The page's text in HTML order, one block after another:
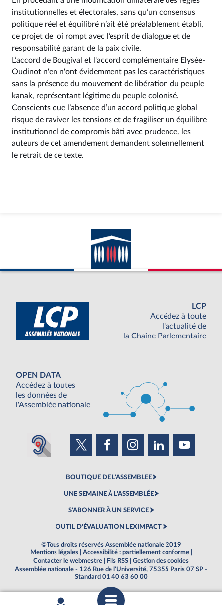
institutionnelles et électorales, sans qu’un consensus
politique réel et équilibré n’ait été préalablement établi,
ce projet de loi rompt avec l’esprit de dialogue et de
responsabilité garant de la paix civile.
L’accord de Bougival et l'accord complémentaire Elysée-
Oudinot n'en n'ont évidemment pas les caractéristiques
sans la présence du mouvement de libération du peuple
kanak, représentant légitime du peuple colonisé.
Conscients que l’absence d’un accord politique global
risque de raviver les tensions et de fragiliser un équilibre
institutionnel de compromis bâti avec prudence, les
auteurs de cet amendement demandent solennellement
le retrait de ce texte.
LCP
Accédez à toute
l'actualité de
la Chaine Parlementaire
OPEN DATA
Accédez à toutes
les données de
l'Assemblée nationale
BOUTIQUE DE L'ASSEMBLEE
UNE SEMAINE À L'ASSEMBLÉE
S'ABONNER À UN SERVICE
OUTIL D'ÉVALUATION LEXIMPACT
©Tous droits réservés Assemblée nationale 2019
Mentions légales
Accessibilité : partiellement conforme
Contacter le webmestre
Fils RSS
Gestion des cookies
Assemblée nationale - 126 Rue de l'Université, 75355 Paris 07 SP -
Standard 01 40 63 60 00